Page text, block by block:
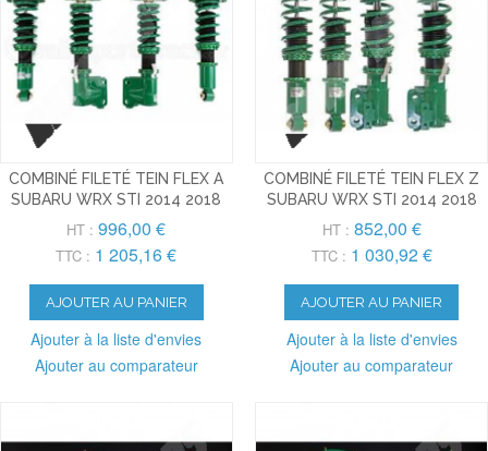
COMBINÉ FILETÉ TEIN FLEX A
SUBARU WRX STI 2014 2018
HT : 996,00 €
TTC : 1 205,16 €
AJOUTER AU PANIER
Ajouter à la liste d'envies
Ajouter au comparateur
COMBINÉ FILETÉ TEIN FLEX Z
SUBARU WRX STI 2014 2018
HT : 852,00 €
TTC : 1 030,92 €
AJOUTER AU PANIER
Ajouter à la liste d'envies
Ajouter au comparateur